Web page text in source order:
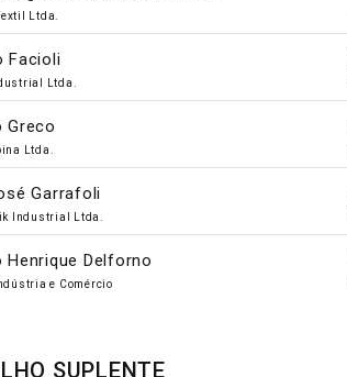
Ltda.
Facioli
Ltda.
Greco
Ltda.
Garrafoli
Industrial Ltda.
Henrique Delforno
e Comércio
SUPLENTE